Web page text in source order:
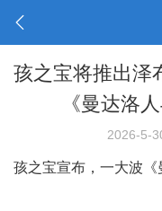
孩之宝将推出泽
《曼达洛
2026-5-
孩之宝宣布，一大波《